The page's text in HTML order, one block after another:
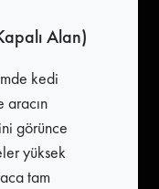
Alan)
kedi
aracın
görünce
yüksek
tam